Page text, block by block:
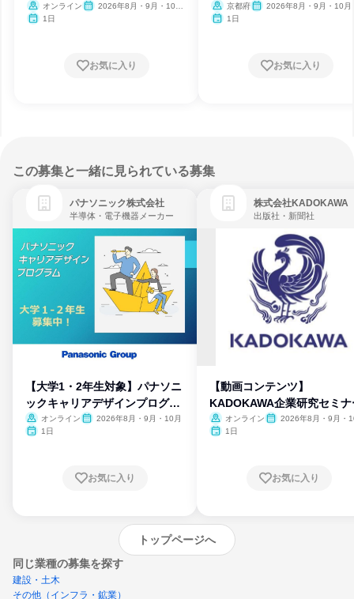
オンライン
2026年8月・9月・10
1日
お気に入り
京都府
2026年8月・9月・10月
1日
お気に入り
この募集と一緒に見られている募集
パナソニック株式会社
半導体・電子機器メーカー
【大学1・2年生対象】パナソニ
ックキャリアデザインプログラ
ム
オンライン
2026年8月・9月・10月
1日
お気に入り
株式会社KADOKAWA
出版社・新聞社
【動画コンテンツ】
KADOKAWA企業研究セミナ
オンライン
2026年8月・9月・
1日
お気に入り
トップページへ
同じ業種の募集を探す
建設・土木
その他（インフラ・鉱業）